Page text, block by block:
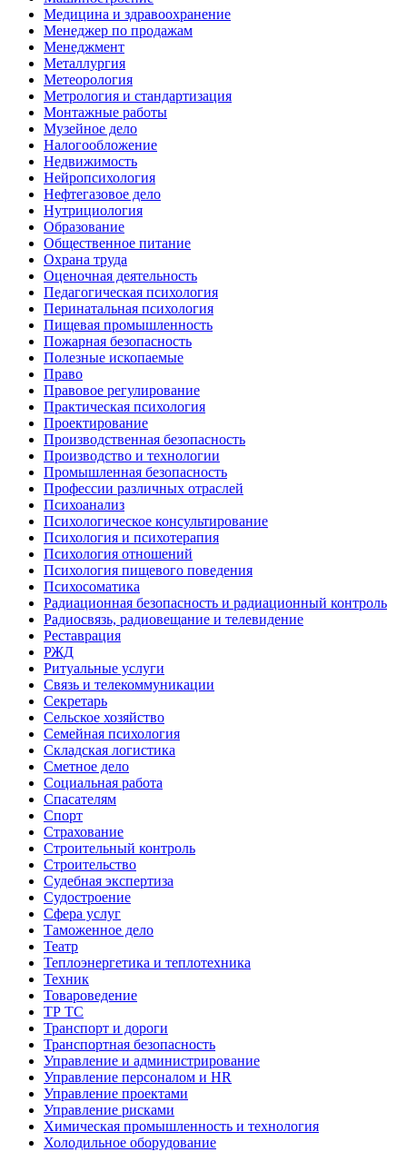
Медицина и здравоохранение
Менеджер по продажам
Менеджмент
Металлургия
Метеорология
Метрология и стандартизация
Монтажные работы
Музейное дело
Налогообложение
Недвижимость
Нейропсихология
Нефтегазовое дело
Нутрициология
Образование
Общественное питание
Охрана труда
Оценочная деятельность
Педагогическая психология
Перинатальная психология
Пищевая промышленность
Пожарная безопасность
Полезные ископаемые
Право
Правовое регулирование
Практическая психология
Проектирование
Производственная безопасность
Производство и технологии
Промышленная безопасность
Профессии различных отраслей
Психоанализ
Психологическое консультирование
Психология и психотерапия
Психология отношений
Психология пищевого поведения
Психосоматика
Радиационная безопасность и радиационный контроль
Радиосвязь, радиовещание и телевидение
Реставрация
РЖД
Ритуальные услуги
Связь и телекоммуникации
Секретарь
Сельское хозяйство
Семейная психология
Складская логистика
Сметное дело
Социальная работа
Спасателям
Спорт
Страхование
Строительный контроль
Строительство
Судебная экспертиза
Судостроение
Сфера услуг
Таможенное дело
Театр
Теплоэнергетика и теплотехника
Техник
Товароведение
ТР ТС
Транспорт и дороги
Транспортная безопасность
Управление и администрирование
Управление персоналом и HR
Управление проектами
Управление рисками
Химическая промышленность и технология
Холодильное оборудование